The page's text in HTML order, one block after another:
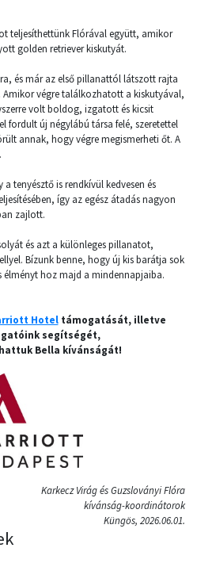
teljesíthettünk Flórával együtt, amikor
golden retriever kiskutyát.
és már az első pillanattól látszott rajta
végre találkozhatott a kiskutyával,
volt boldog, izgatott és kicsit
fordult új négylábú társa felé, szeretettel
annak, hogy végre megismerheti őt. A
tenyésztő is rendkívül kedvesen és
így az egész átadás nagyon
zajlott.
és azt a különleges pillanatot,
Bízunk benne, hogy új kis barátja sok
hoz majd a mindennapjaiba.
Hoteltámogatását, illetve
segítségét,
Bella kívánságát!
Karkecz Virág és Guzsloványi Flóra
kívánság-koordinátorok
Küngös, 2026.06.01.